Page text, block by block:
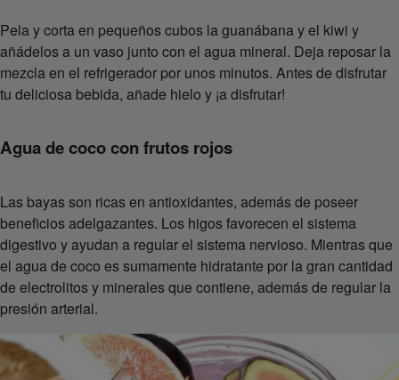
Pela y corta en pequeños cubos la guanábana y el kiwi y
añádelos a un vaso junto con el agua mineral. Deja reposar la
mezcla en el refrigerador por unos minutos. Antes de disfrutar
tu deliciosa bebida, añade hielo y ¡a disfrutar!
Agua de coco con frutos rojos
Las bayas son ricas en antioxidantes, además de poseer
beneficios adelgazantes. Los higos favorecen el sistema
digestivo y ayudan a regular el sistema nervioso. Mientras que
el agua de coco es sumamente hidratante por la gran cantidad
de electrolitos y minerales que contiene, además de regular la
presión arterial.